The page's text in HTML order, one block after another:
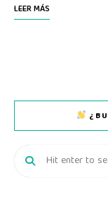
LEER MÁS